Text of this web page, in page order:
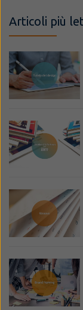
Articoli più